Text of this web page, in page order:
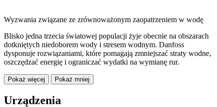
Wyzwania związane ze zrównoważonym zaopatrzeniem w wodę
Blisko jedna trzecia światowej populacji żyje obecnie na obszarach
dotkniętych niedoborem wody i stresem wodnym. Danfoss
dysponuje rozwiązaniami, które pomagają zmniejszać straty wodne,
oszczędzać energię i ograniczać wydatki na wymianę rur.
Pokaż więcej Pokaż mniej
Urządzenia